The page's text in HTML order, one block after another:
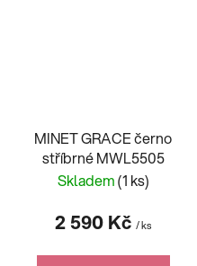
MINET GRACE černo
stříbrné MWL5505
Skladem(1 ks)
2 590 Kč / ks